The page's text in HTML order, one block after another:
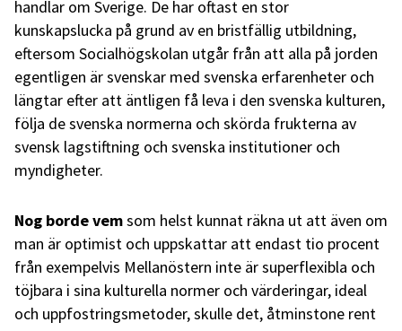
handlar om Sverige. De har oftast en stor
kunskapslucka på grund av en bristfällig utbildning,
eftersom Socialhögskolan utgår från att alla på jorden
egentligen är svenskar med svenska erfarenheter och
längtar efter att äntligen få leva i den svenska kulturen,
följa de svenska normerna och skörda frukterna av
svensk lagstiftning och svenska institutioner och
myndigheter.
Nog borde vemsom helst kunnat räkna ut att även om
man är optimist och uppskattar att endast tio procent
från exempelvis Mellanöstern inte är superflexibla och
töjbara i sina kulturella normer och värderingar, ideal
och uppfostringsmetoder, skulle det, åtminstone rent